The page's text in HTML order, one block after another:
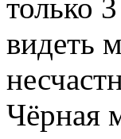
только
видеть
Чёрная